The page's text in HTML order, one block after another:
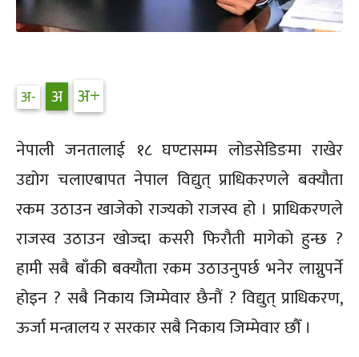
नेपाली जनतालाई १८ घण्टासम्म लोडसेडिङमा राखेर
उद्योग चलाएबापत नेपाल विद्युत् प्राधिकरणले बक्यौता
रकम उठाउन खाजेको राज्यको राजस्व हो । प्राधिकरणले
राजस्व उठाउन खोज्दा कसरी फिरौती मागेको हुन्छ ?
हामी सबै बाँकी बक्यौता रकम उठाउनुपर्छ भनेर लाग्नुपर्ने
होइन ? सबै निकाय जिम्मेवार छैनौं ? विद्युत् प्राधिकरण,
ऊर्जा मन्त्रालय र सरकार सबै निकाय जिम्मेवार छौँ ।